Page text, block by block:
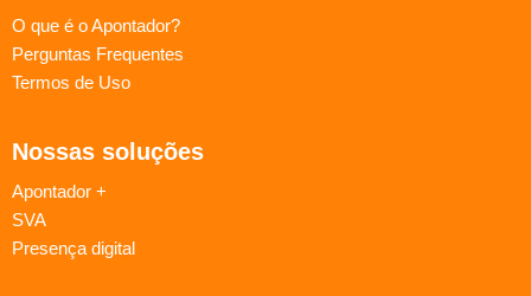
O que é o Apontador?
Perguntas Frequentes
Termos de Uso
Nossas soluções
Apontador +
SVA
Presença digital